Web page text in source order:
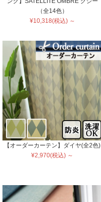
（全14色）
¥10,318(税込) ～
【オーダーカーテン】ダイヤ(全2色)
¥2,970(税込) ～